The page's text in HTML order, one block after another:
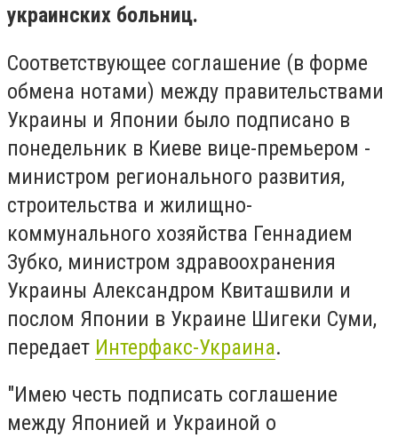
украинских больниц.
Соответствующее соглашение (в форме
обмена нотами) между правительствами
Украины и Японии было подписано в
понедельник в Киеве вице-премьером -
министром регионального развития,
строительства и жилищно-
коммунального хозяйства Геннадием
Зубко, министром здравоохранения
Украины Александром Квиташвили и
послом Японии в Украине Шигеки Суми,
передает Интерфакс-Украина.
"Имею честь подписать соглашение
между Японией и Украиной о